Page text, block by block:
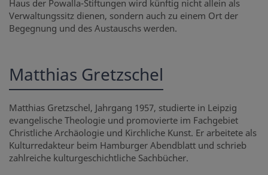
Haus der Powalla-Stiftungen wird künftig nicht allein als
Verwaltungssitz dienen, sondern auch zu einem Ort der
Begegnung und des Austauschs werden.
Matthias Gretzschel
Matthias Gretzschel, Jahrgang 1957, studierte in Leipzig
evangelische Theologie und promovierte im Fachgebiet
Christliche Archäologie und Kirchliche Kunst. Er arbeitete als
Kulturredakteur beim Hamburger Abendblatt und schrieb
zahlreiche kulturgeschichtliche Sachbücher.